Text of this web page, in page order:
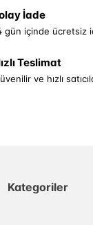
İade
gün içinde ücretsiz
Teslimat
ve hızlı
Kategoriler